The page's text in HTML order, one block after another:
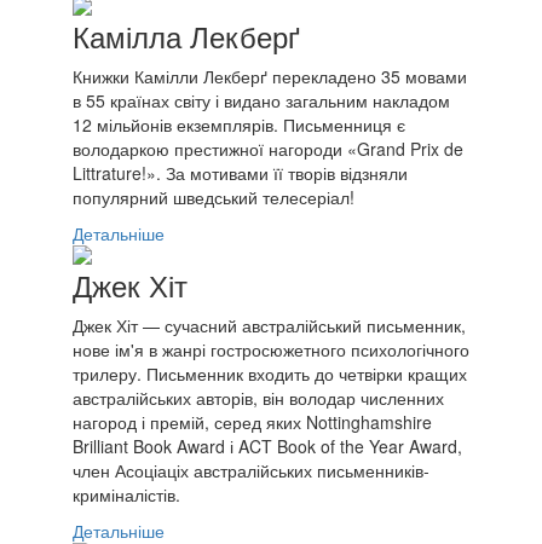
Камілла Лекберґ
Книжки Камілли Лекберґ перекладено 35 мовами
в 55 країнах світу і видано загальним накладом
12 мільйонів екземплярів. Письменниця є
володаркою престижної нагороди «Grand Prix de
Littrature!». За мотивами її творів відзняли
популярний шведський телесеріал!
Детальніше
Джек Хіт
Джек Хіт — сучасний австралійський письменник,
нове ім'я в жанрі гостросюжетного психологічного
трилеру. Письменник входить до четвірки кращих
австралійських авторів, він володар численних
нагород і премій, серед яких Nottinghamshire
Brilliant Book Award і ACT Book of the Year Award,
член Асоціаціх австралійських письменників-
криміналістів.
Детальніше